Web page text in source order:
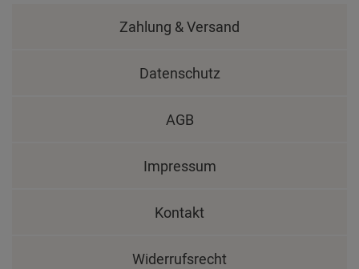
Zahlung & Versand
Datenschutz
AGB
Impressum
Kontakt
Widerrufsrecht